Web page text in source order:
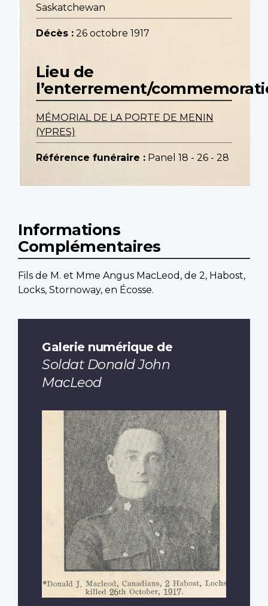
Saskatchewan
Décès : 26 octobre 1917
Lieu de
l’enterrement/
MÉMORIAL DE LA PORTE DE MENIN
(YPRES)
Référence funéraire : Panel 18 - 26 - 28
Informations
Complémentaires
Fils de M. et Mme Angus MacLeod, de 2, Habost,
Locks, Stornoway, en Écosse.
Galerie numérique de
Soldat Donald John
MacLeod